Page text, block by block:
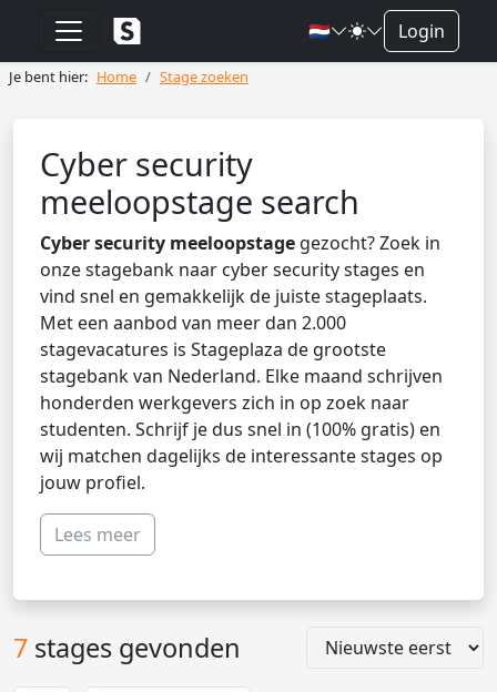
🇳🇱 Login
Je bent hier: Home Stage zoeken
Cyber security
meeloopstage search
Cyber security meeloopstage gezocht? Zoek in
onze stagebank naar cyber security stages en
vind snel en gemakkelijk de juiste stageplaats.
Met een aanbod van meer dan 2.000
stagevacatures is Stageplaza de grootste
stagebank van Nederland. Elke maand schrijven
honderden werkgevers zich in op zoek naar
studenten. Schrijf je dus snel in (100% gratis) en
wij matchen dagelijks de interessante stages op
jouw profiel.
Lees meer
7 stages gevonden